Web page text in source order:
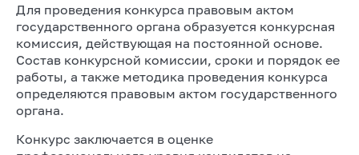
Для проведения конкурса правовым актом
государственного органа образуется конкурсная
комиссия, действующая на постоянной основе.
Состав конкурсной комиссии, сроки и порядок ее
работы, а также методика проведения конкурса
определяются правовым актом государственного
органа.
Конкурс заключается в оценке